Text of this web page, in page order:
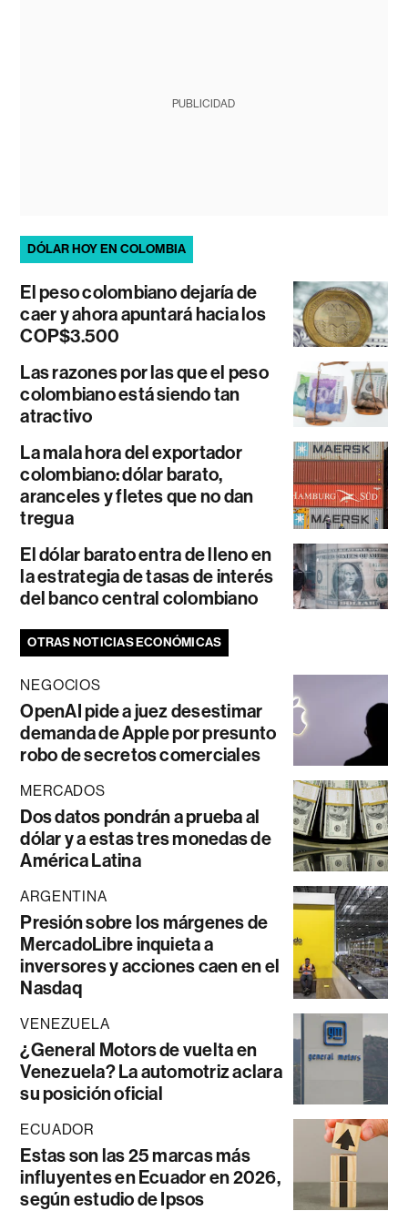
PUBLICIDAD
DÓLAR HOY EN COLOMBIA
El peso colombiano dejaría de
caer y ahora apuntará hacia los
COP$3.500
Las razones por las que el peso
colombiano está siendo tan
atractivo
La mala hora del exportador
colombiano: dólar barato,
aranceles y fletes que no dan
tregua
El dólar barato entra de lleno en
la estrategia de tasas de interés
del banco central colombiano
OTRAS NOTICIAS ECONÓMICAS
NEGOCIOS
OpenAI pide a juez desestimar
demanda de Apple por presunto
robo de secretos comerciales
MERCADOS
Dos datos pondrán a prueba al
dólar y a estas tres monedas de
América Latina
ARGENTINA
Presión sobre los márgenes de
MercadoLibre inquieta a
inversores y acciones caen en el
Nasdaq
VENEZUELA
¿General Motors de vuelta en
Venezuela? La automotriz aclara
su posición oficial
ECUADOR
Estas son las 25 marcas más
influyentes en Ecuador en 2026,
según estudio de Ipsos